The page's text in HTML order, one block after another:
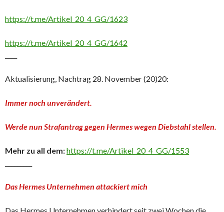
https://t.me/Artikel_20_4_GG/1623
https://t.me/Artikel_20_4_GG/1642
Aktualisierung, Nachtrag 28. November (20)20:
Immer noch unverändert.
Werde nun Strafantrag gegen Hermes wegen Diebstahl stellen.
Mehr zu all dem:https://t.me/Artikel_20_4_GG/1553
Das Hermes Unternehmen attackiert mich